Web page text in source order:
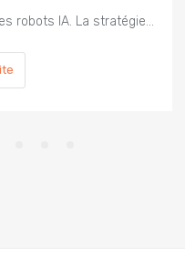
robots IA. La stratégie…